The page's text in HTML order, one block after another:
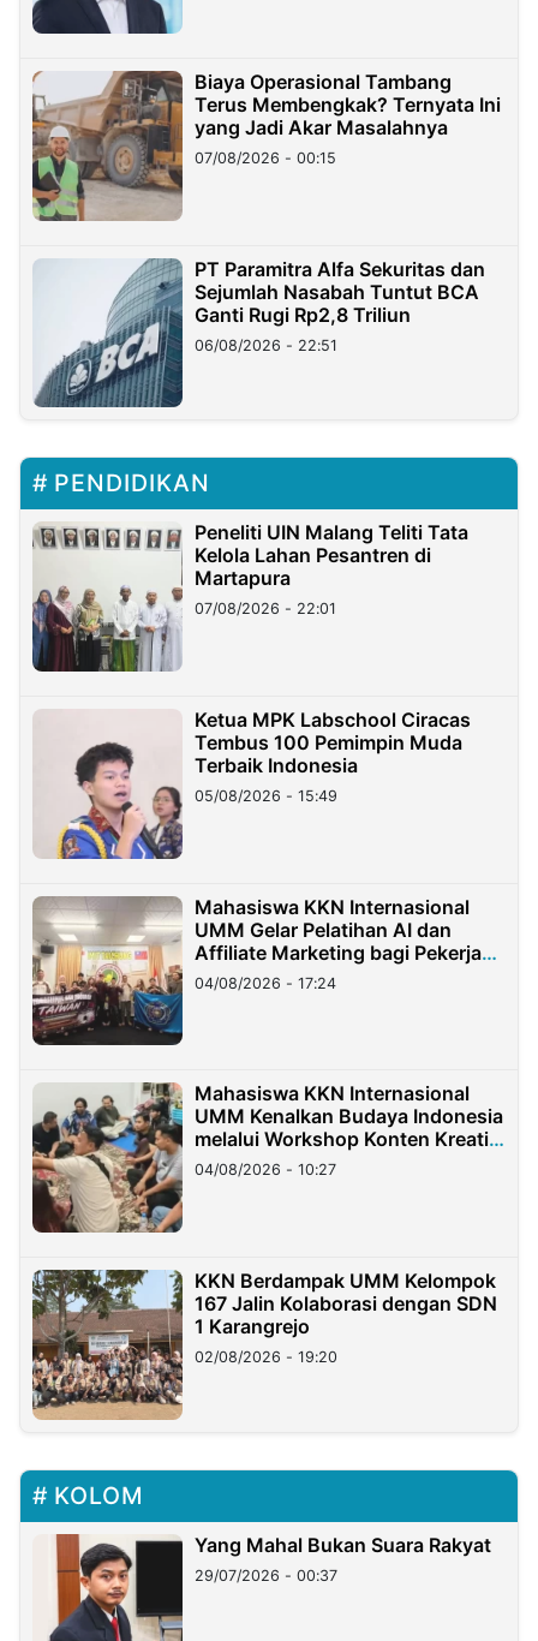
Biaya Operasional Tambang
Terus Membengkak? Ternyata Ini
yang Jadi Akar Masalahnya
07/08/2026 - 00:15
PT Paramitra Alfa Sekuritas dan
Sejumlah Nasabah Tuntut BCA
Ganti Rugi Rp2,8 Triliun
06/08/2026 - 22:51
PENDIDIKAN
Peneliti UIN Malang Teliti Tata
Kelola Lahan Pesantren di
Martapura
07/08/2026 - 22:01
Ketua MPK Labschool Ciracas
Tembus 100 Pemimpin Muda
Terbaik Indonesia
05/08/2026 - 15:49
Mahasiswa KKN Internasional
UMM Gelar Pelatihan AI dan
Affiliate Marketing bagi Pekerja
Migran Indonesia di Taiwan
04/08/2026 - 17:24
Mahasiswa KKN Internasional
UMM Kenalkan Budaya Indonesia
melalui Workshop Konten Kreatif
di Taiwan
04/08/2026 - 10:27
KKN Berdampak UMM Kelompok
167 Jalin Kolaborasi dengan SDN
1 Karangrejo
02/08/2026 - 19:20
KOLOM
Yang Mahal Bukan Suara Rakyat
29/07/2026 - 00:37